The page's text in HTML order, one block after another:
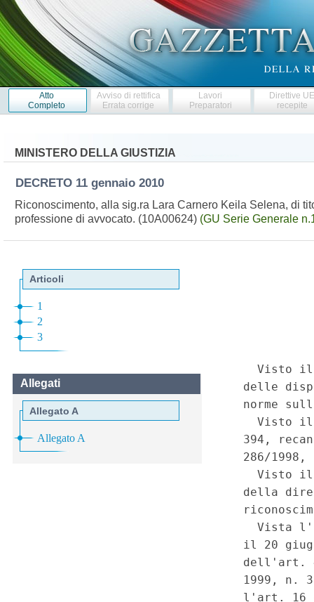
Atto
Completo
Avviso di rettifica
Errata corrige
Lavori
Preparatori
Direttive
recepite
MINISTERO DELLA GIUSTIZIA
DECRETO 11 gennaio 2010
Riconoscimento, alla sig.ra Lara Carnero Keila Selena, di
professione di avvocato. (10A00624) (GU Serie Generale